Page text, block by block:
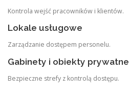
Kontrola wejść pracowników i klientów.
Lokale usługowe
Zarządzanie dostępem personelu.
Gabinety i obiekty prywatne
Bezpieczne strefy z kontrolą dostępu.